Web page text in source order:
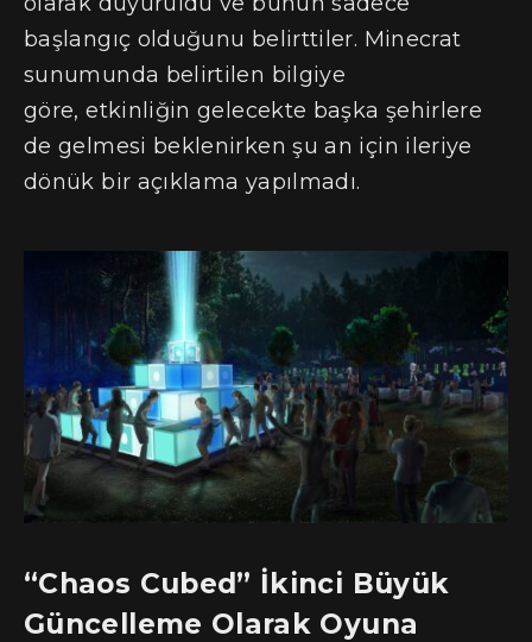
başlangıç olduğunu belirttiler. Minecrat
sunumunda belirtilen bilgiye
göre, etkinliğin gelecekte başka şehirlere
de gelmesi beklenirken şu an için ileriye
dönük bir açıklama yapılmadı.
“Chaos Cubed” İkinci Büyük
Güncelleme Olarak Oyuna